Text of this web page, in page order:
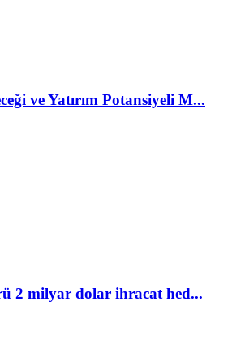
ve Yatırım Potansiyeli M...
2 milyar dolar ihracat hed...